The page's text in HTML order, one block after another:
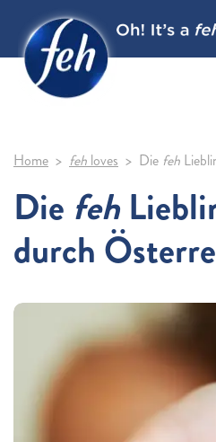
Home feh loves Die feh
Die feh
durch